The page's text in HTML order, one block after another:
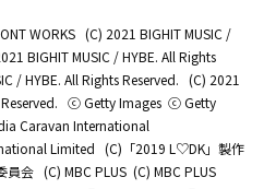
WORKS (C) 2021 BIGHIT MUSIC /
BIGHIT MUSIC / HYBE. All Rights
/ HYBE. All Rights Reserved. (C) 2021
ⓒ Getty Images ⓒ Getty
Caravan International
Limited (C)「2019 L♡DK」製作
員会 (C) MBC PLUS (C) MBC PLUS